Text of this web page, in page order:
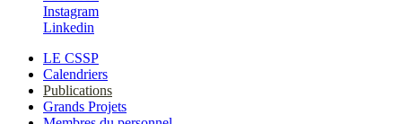
Instagram
Linkedin
LE CSSP
Calendriers
Publications
Grands Projets